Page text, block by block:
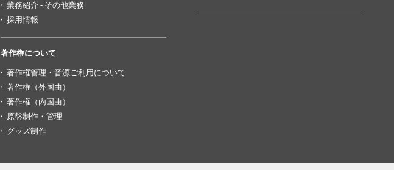
業務紹介 - その他業務
採用情報
著作権について
著作権管理・音源ご利用について
著作権（外国曲）
著作権（内国曲）
原盤制作・管理
グッズ制作